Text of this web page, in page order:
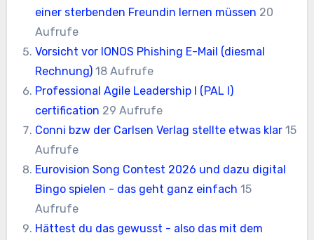
einer sterbenden Freundin lernen müssen 20
Aufrufe
Vorsicht vor IONOS Phishing E-Mail (diesmal
Rechnung) 18 Aufrufe
Professional Agile Leadership I (PAL I)
certification 29 Aufrufe
Conni bzw der Carlsen Verlag stellte etwas klar 15
Aufrufe
Eurovision Song Contest 2026 und dazu digital
Bingo spielen - das geht ganz einfach 15
Aufrufe
Hättest du das gewusst - also das mit dem